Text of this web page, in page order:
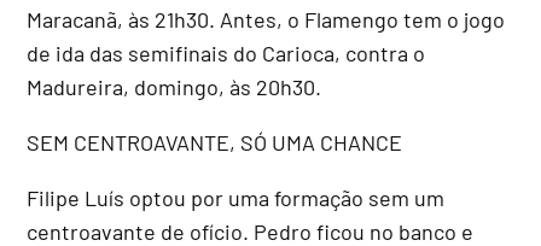
Maracanã, às 21h30. Antes, o Flamengo tem o jogo
de ida das semifinais do Carioca, contra o
Madureira, domingo, às 20h30.
SEM CENTROAVANTE, SÓ UMA CHANCE
Filipe Luís optou por uma formação sem um
centroavante de ofício. Pedro ficou no banco e